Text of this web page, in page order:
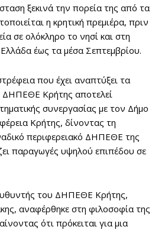
ξεκινά την πορεία της από τα
η κρητική πρεμιέρα, πριν
σε ολόκληρο το νησί και στη
έως τα μέσα Σεπτεμβρίου.
που έχει αναπτύξει τα
ΔΗΠΕΘΕ Κρήτης αποτελεί
συνεργασίας με τον Δήμο
Κρήτης, δίνοντας τη
περιφερειακό ΔΗΠΕΘΕ της
παραγωγές υψηλού επιπέδου σε
του ΔΗΠΕΘΕ Κρήτης,
αναφέρθηκε στη φιλοσοφία της
ότι πρόκειται για μια